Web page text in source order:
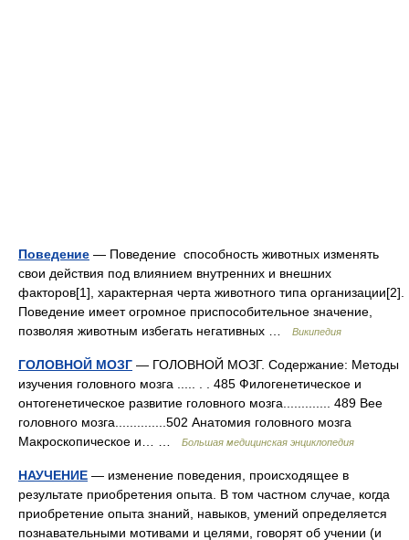
Поведение — Поведение способность животных изменять
свои действия под влиянием внутренних и внешних
факторов[1], характерная черта животного типа организации[2].
Поведение имеет огромное приспособительное значение,
позволяя животным избегать негативных …
Википедия
ГОЛОВНОЙ МОЗГ — ГОЛОВНОЙ МОЗГ. Содержание: Методы
изучения головного мозга ..... . . 485 Филогенетическое и
онтогенетическое развитие головного мозга............. 489 Bee
головного мозга..............502 Анатомия головного мозга
Макроскопическое и… …
Большая медицинская энциклопедия
НАУЧЕНИЕ — изменение поведения, происходящее в
результате приобретения опыта. В том частном случае, когда
приобретение опыта знаний, навыков, умений определяется
познавательными мотивами и целями, говорят об учении (и